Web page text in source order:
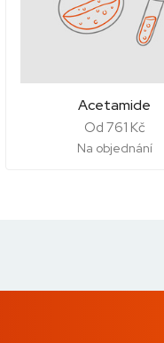
Acetamide
Od 761 Kč
Na objednání